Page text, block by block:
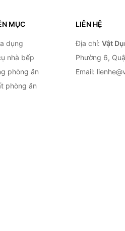
MỤC
dụng
nhà bếp
phòng ăn
phòng ăn
LIÊN HỆ
Địa chỉ: Vật
Phường 6,
Email: